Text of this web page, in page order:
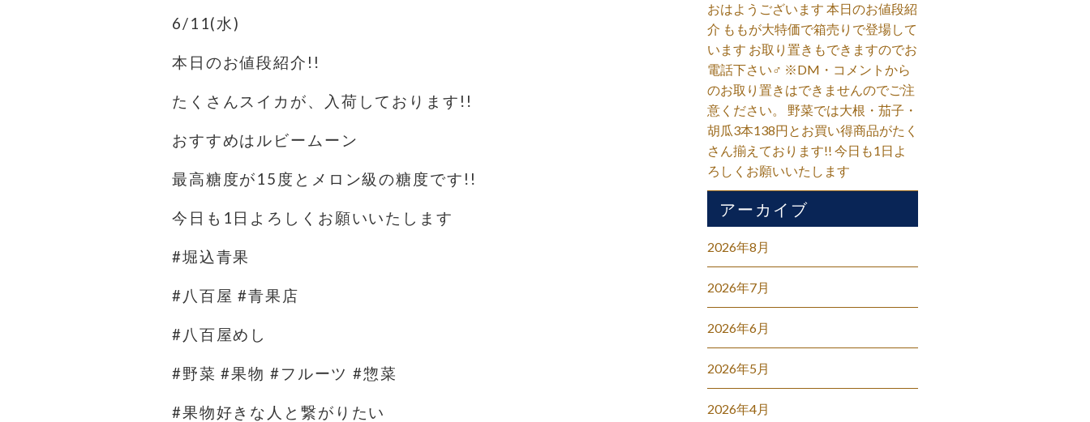
6/11(水)
本日のお値段紹介!!
たくさんスイカが、入荷しております!!
おすすめはルビームーン
最高糖度が15度とメロン級の糖度です!!
今日も1日よろしくお願いいたします
#堀込青果
#八百屋 #青果店
#八百屋めし
#野菜 #果物 #フルーツ #惣菜
#果物好きな人と繋がりたい
おはようございます 本日のお値段紹
介 ももが大特価で箱売りで登場して
います お取り置きもできますのでお
電話下さい‍♂️ ※DM・コメントから
のお取り置きはできませんのでご注
意ください。 野菜では大根・茄子・
胡瓜3本138円とお買い得商品がたく
さん揃えております!! 今日も1日よ
ろしくお願いいたします
アーカイブ
2026年8月
2026年7月
2026年6月
2026年5月
2026年4月